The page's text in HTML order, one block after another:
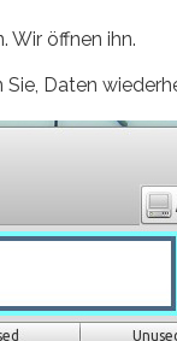
öffnen ihn.
Daten